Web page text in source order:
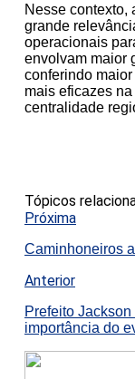
Nesse contexto,
grande
operacionais
envolvam maior
conferindo
mais eficazes
centralidade
Tópicos
Próxima
Caminhoneiros
Anterior
Prefeito
importância do